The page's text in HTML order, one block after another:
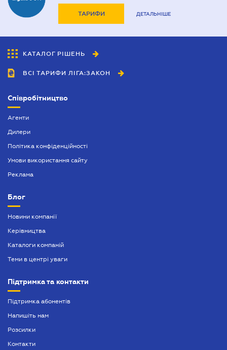
ТАРИФИ ДЕТАЛЬНІШЕ
КАТАЛОГ РІШЕНЬ
ВСІ ТАРИФИ ЛІГА:ЗАКОН
Співробітництво
Агенти
Дилери
Політика конфіденційності
Умови використання сайту
Реклама
Блог
Новини компанії
Керівництва
Каталоги компаній
Теми в центрі уваги
Підтримка та контакти
Підтримка абонентів
Напишіть нам
Розсилки
Контакти